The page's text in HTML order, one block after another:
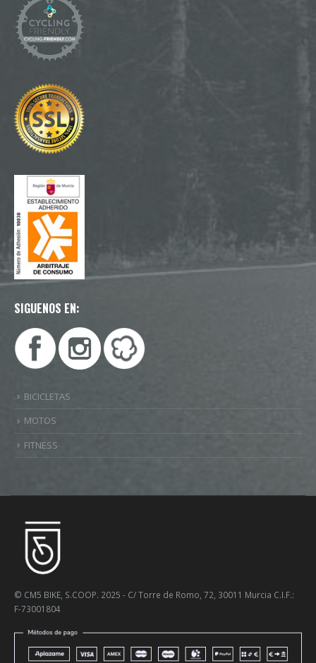
SIGUENOS EN:
BICICLETAS
MOTOS
FITNESS
© CM5 BIKE, S.COOP. 2025 - C/ Torre de Romo, 72, 30011 Murcia C.I.F.:
F-73001804